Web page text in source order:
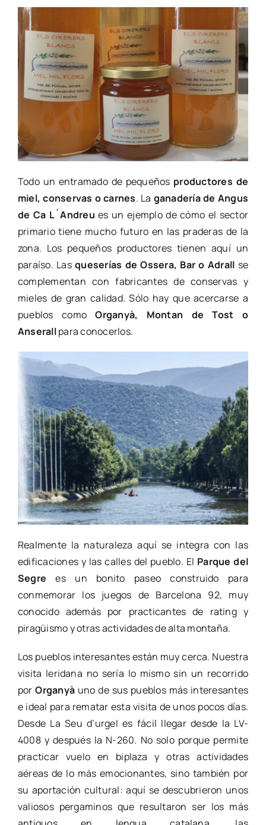
Todo un entramado de pequeños productores de
miel, conservas o carnes. La ganadería de Angus
de Ca L´Andreu es un ejemplo de cómo el sector
primario tiene mucho futuro en las praderas de la
zona. Los pequeños productores tienen aquí un
paraíso. Lasqueserías de Ossera, Bar o Adrall se
complementan con fabricantes de conservas y
mieles de gran calidad. Sólo hay que acercarse a
pueblos comoOrganyà, Montan de Tost o
Anserallpara conocerlos.
Realmente la naturaleza aquí se integra con las
edificaciones y las calles del pueblo. El Parque del
Segre es un bonito paseo construido para
conmemorar los juegos de Barcelona 92, muy
conocido además por practicantes de rating y
piragüismo y otras actividades de alta montaña.
Los pueblos interesantes están muy cerca. Nuestra
visita leridana no sería lo mismo sin un recorrido
porOrganyà uno de sus pueblos más interesantes
e ideal para rematar esta visita de unos pocos días.
Desde La Seu d’urgel es fácil llegar desde la LV-
4008 y después la N-260. No solo porque permite
practicar vuelo en biplaza y otras actividades
aéreas de lo más emocionantes, sino también por
su aportación cultural: aquí se descubrieron unos
valiosos pergaminos que resultaron ser los más